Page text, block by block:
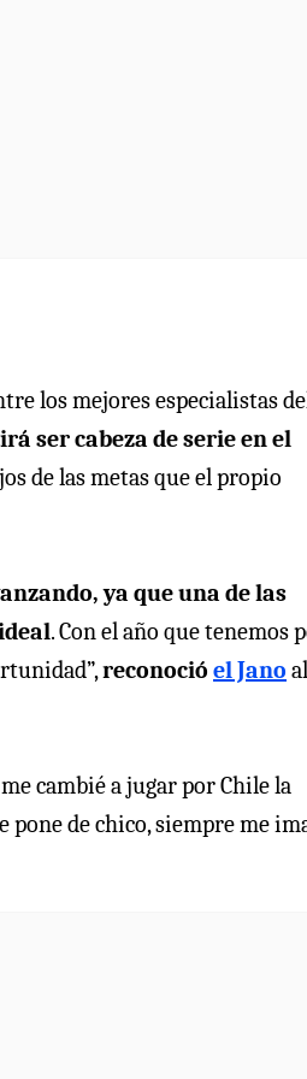
los mejores especialistas
ser cabeza de serie en el
de las metas que el propio
ya que una de las
. Con el año que tenemos
reconoció el Jano al
cambié a jugar por Chile la
pone de chico, siempre me